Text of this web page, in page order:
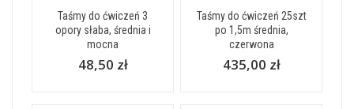
Taśmy do ćwiczeń 3
opory słaba, średnia i
mocna
48,50 zł
Taśmy do ćwiczeń 25szt
po 1,5m średnia,
czerwona
435,00 zł